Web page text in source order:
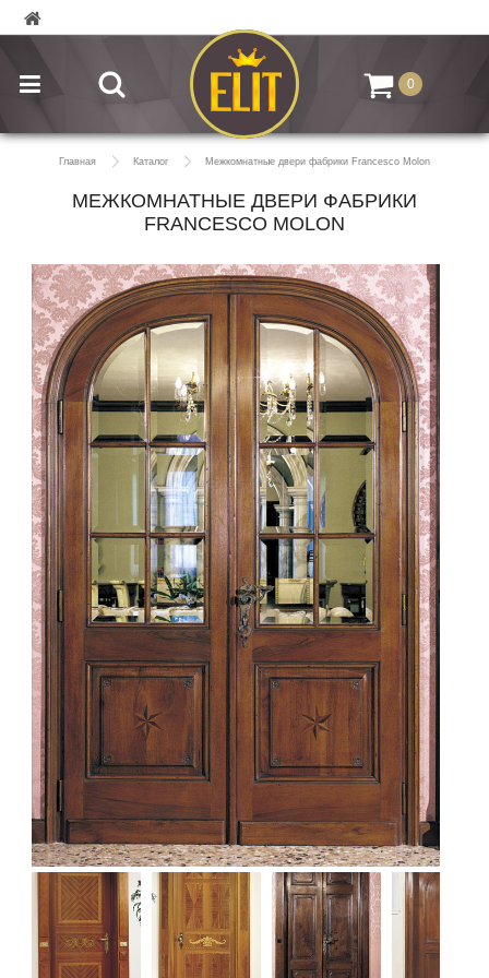
0
Главная Каталог Межкомнатные двери фабрики Francesco Molon
МЕЖКОМНАТНЫЕ ДВЕРИ ФАБРИКИ
FRANCESCO MOLON